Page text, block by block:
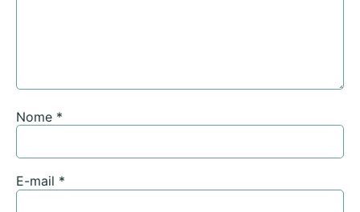
Nome *
E-mail *